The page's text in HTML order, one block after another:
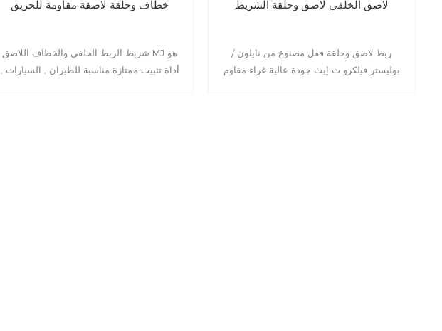
خطاف وحلقة لاصقة مقاومة للحريق
شريط الربط الحلقي والخطاف اللاصق MJ هو
أداة تثبيت ممتازة مناسبة للطيران , السيارات ,
لاصق الخلفي لاصق وحلقة الشريط
ربط لاصق وحلقة قفل مصنوع من نايلون /
بوليستر فيلكرو ث إيث جودة عالية غراء مقاوم